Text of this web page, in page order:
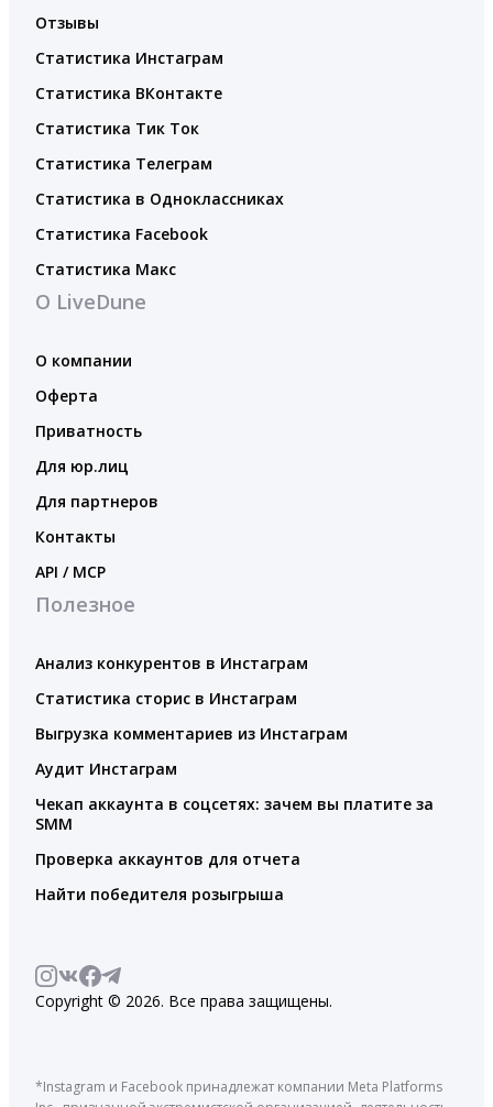
Отзывы
Статистика Инстаграм
Статистика ВКонтакте
Статистика Тик Ток
Статистика Телеграм
Статистика в Одноклассниках
Статистика Facebook
Статистика Макс
О LiveDune
О компании
Оферта
Приватность
Для юр.лиц
Для партнеров
Контакты
API / MCP
Полезное
Анализ конкурентов в Инстаграм
Статистика сторис в Инстаграм
Выгрузка комментариев из Инстаграм
Аудит Инстаграм
Чекап аккаунта в соцсетях: зачем вы платите за
SMM
Проверка аккаунтов для отчета
Найти победителя розыгрыша
Copyright © 2026. Все права защищены.
*Instagram и Facebook принадлежат компании Meta Platforms